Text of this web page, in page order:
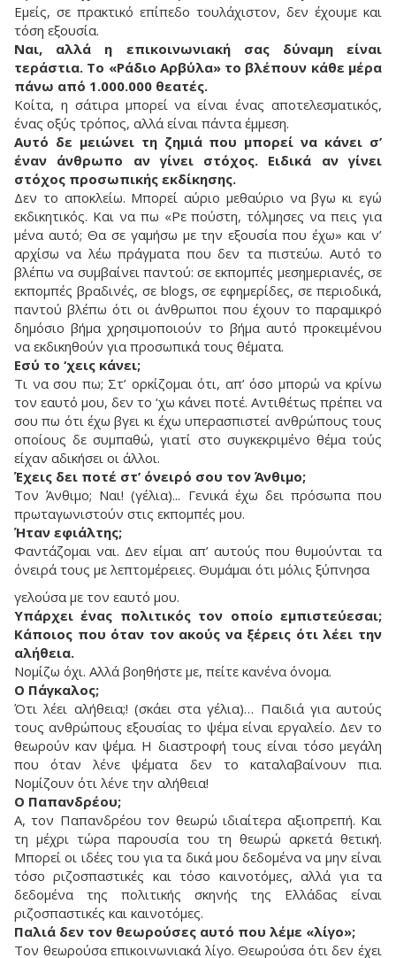
Εμείς, σε πρακτικό επίπεδο τουλάχιστον, δεν έχουμε και
τόση εξουσία.
Ναι, αλλά η επικοινωνιακή σας δύναμη είναι
τεράστια. Το «Ράδιο Αρβύλα» το βλέπουν κάθε μέρα
πάνω από 1.000.000 θεατές.
Κοίτα, η σάτιρα μπορεί να είναι ένας αποτελεσματικός,
ένας οξύς τρόπος, αλλά είναι πάντα έμμεση.
Αυτό δε μειώνει τη ζημιά που μπορεί να κάνει σ’
έναν άνθρωπο αν γίνει στόχος. Ειδικά αν γίνει
στόχος προσωπικής εκδίκησης.
Δεν το αποκλείω. Μπορεί αύριο μεθαύριο να βγω κι εγώ
εκδικητικός. Και να πω «Ρε πούστη, τόλμησες να πεις για
μένα αυτό; Θα σε γαμήσω με την εξουσία που έχω» και ν’
αρχίσω να λέω πράγματα που δεν τα πιστεύω. Αυτό το
βλέπω να συμβαίνει παντού: σε εκπομπές μεσημεριανές, σε
εκπομπές βραδινές, σε blogs, σε εφημερίδες, σε περιοδικά,
παντού βλέπω ότι οι άνθρωποι που έχουν το παραμικρό
δημόσιο βήμα χρησιμοποιούν το βήμα αυτό προκειμένου
να εκδικηθούν για προσωπικά τους θέματα.
Εσύ το ‘χεις κάνει;
Τι να σου πω; Στ’ ορκίζομαι ότι, απ’ όσο μπορώ να κρίνω
τον εαυτό μου, δεν το ‘χω κάνει ποτέ. Αντιθέτως πρέπει να
σου πω ότι έχω βγει κι έχω υπερασπιστεί ανθρώπους τους
οποίους δε συμπαθώ, γιατί στο συγκεκριμένο θέμα τούς
είχαν αδικήσει οι άλλοι.
Έχεις δει ποτέ στ’ όνειρό σου τον Άνθιμο;
Τον Άνθιμο; Ναι! (γέλια)... Γενικά έχω δει πρόσωπα που
πρωταγωνιστούν στις εκπομπές μου.
Ήταν εφιάλτης;
Φαντάζομαι ναι. Δεν είμαι απ’ αυτούς που θυμούνται τα
όνειρά τους με λεπτομέρειες. Θυμάμαι ότι μόλις ξύπνησα
γελούσα με τον εαυτό μου.
Υπάρχει ένας πολιτικός τον οποίο εμπιστεύεσαι;
Κάποιος που όταν τον ακούς να ξέρεις ότι λέει την
αλήθεια.
Νομίζω όχι. Αλλά βοηθήστε με, πείτε κανένα όνομα.
Ο Πάγκαλος;
Ότι λέει αλήθεια;! (σκάει στα γέλια)… Παιδιά για αυτούς
τους ανθρώπους εξουσίας το ψέμα είναι εργαλείο. Δεν το
θεωρούν καν ψέμα. Η διαστροφή τους είναι τόσο μεγάλη
που όταν λένε ψέματα δεν το καταλαβαίνουν πια.
Νομίζουν ότι λένε την αλήθεια!
Ο Παπανδρέου;
Α, τον Παπανδρέου τον θεωρώ ιδιαίτερα αξιοπρεπή. Και
τη μέχρι τώρα παρουσία του τη θεωρώ αρκετά θετική.
Μπορεί οι ιδέες του για τα δικά μου δεδομένα να μην είναι
τόσο ριζοσπαστικές και τόσο καινοτόμες, αλλά για τα
δεδομένα της πολιτικής σκηνής της Ελλάδας είναι
ριζοσπαστικές και καινοτόμες.
Παλιά δεν τον θεωρούσες αυτό που λέμε «λίγο»;
Τον θεωρούσα επικοινωνιακά λίγο. Θεωρούσα ότι δεν έχει